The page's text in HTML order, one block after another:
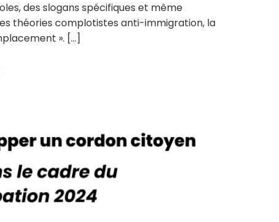
des slogans spécifiques et même
théories complotistes anti-immigration, la
». […]